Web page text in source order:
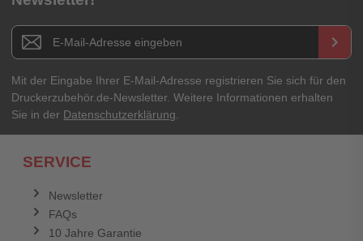
E-Mail-Adresse
Ihr Passwort
Newsletter E-Mail Adresse keyboard_arrow_right
Mit der Eingabe Ihrer E-Mail-Adresse registrieren Sie sich für den
Druckerzubehör.de-Newsletter. Weitere Informationen erhalten
Sie in der Datenschutzerklärung
SERVICE
Newsletter
FAQs
10 Jahre Garantie